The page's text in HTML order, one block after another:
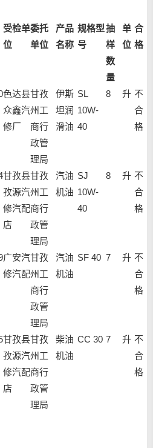
受检单
位
委托
单位
产品
名称
规格型
号
抽
样
数
量
单
位
合
格
色达县
众鑫汽
修厂
甘孜
州工
商行
政管
理局
伊斯
坦润
滑油
SL
10W-
40
8 升 不
合
格
甘孜县
孜源汽
修汽配
店
甘孜
州工
商行
政管
理局
汽油
机油
SJ
10W-
40
8 升 不
合
格
广安汽
修汽配
甘孜
州工
商行
政管
理局
汽油
机油
SF 40 7 升 不
合
格
甘孜县
孜源汽
修汽配
店
甘孜
州工
商行
政管
理局
柴油
机油
CC 30 7 升 不
合
格